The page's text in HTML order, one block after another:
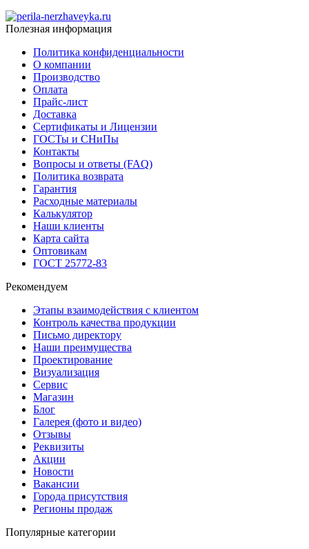
Полезная информация
Политика конфиденциальности
О компании
Производство
Оплата
Прайс-лист
Доставка
Сертификаты и Лицензии
ГОСТы и СНиПы
Контакты
Вопросы и ответы (FAQ)
Политика возврата
Гарантия
Расходные материалы
Калькулятор
Наши клиенты
Карта сайта
Оптовикам
ГОСТ 25772-83
Рекомендуем
Этапы взаимодействия с клиентом
Контроль качества продукции
Письмо директору
Наши преимущества
Проектирование
Визуализация
Сервис
Магазин
Блог
Галерея (фото и видео)
Отзывы
Реквизиты
Акции
Новости
Вакансии
Города присутствия
Регионы продаж
Популярные категории